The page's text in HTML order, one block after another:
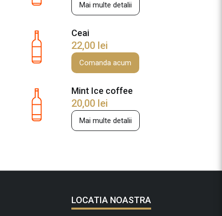
Mai multe detalii
Ceai
22,00 lei
Comanda acum
Mint Ice coffee
20,00 lei
Mai multe detalii
LOCATIA NOASTRA